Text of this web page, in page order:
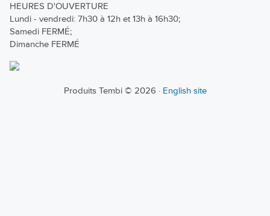
HEURES D'OUVERTURE
Lundi - vendredi: 7h30 à 12h et 13h à 16h30;
Samedi FERMÉ;
Dimanche FERMÉ
Produits Tembi © 2026 · English site